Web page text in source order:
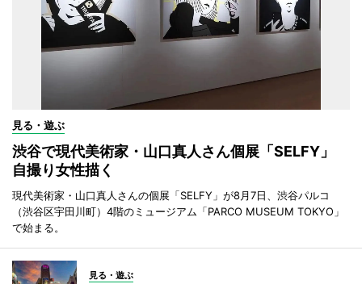
見る・遊ぶ
渋谷で現代美術家・山口真人さん個展「SELFY」
自撮り女性描く
現代美術家・山口真人さんの個展「SELFY」が8月7日、渋谷パルコ
（渋谷区宇田川町）4階のミュージアム「PARCO MUSEUM TOKYO」
で始まる。
見る・遊ぶ